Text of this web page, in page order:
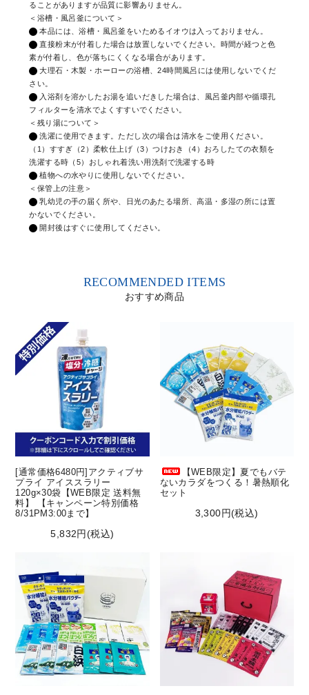
ることがありますが品質に影響ありません。
＜浴槽・風呂釜について＞
本品には、浴槽・風呂釜をいためるイオウは入っておりません。
直接粉末が付着した場合は放置しないでください。時間が経つと色
素が付着し、色が落ちにくくなる場合があります。
大理石・木製・ホーローの浴槽、24時間風呂には使用しないでくだ
さい。
入浴剤を溶かしたお湯を追いだきした場合は、風呂釜内部や循環孔
フィルターを清水でよくすすいでください。
＜残り湯について＞
洗濯に使用できます。ただし次の場合は清水をご使用ください。
（1）すすぎ（2）柔軟仕上げ（3）つけおき（4）おろしたての衣類を
洗濯する時（5）おしゃれ着洗い用洗剤で洗濯する時
植物への水やりに使用しないでください。
＜保管上の注意＞
乳幼児の手の届く所や、日光のあたる場所、高温・多湿の所には置
かないでください。
開封後はすぐに使用してください。
RECOMMENDED ITEMS
おすすめ商品
[通常価格6480円]アクティブサ
プライ アイススラリー
120g×30袋【WEB限定 送料無
料】 【キャンペーン特別価格
8/31PM3:00まで】
5,832円(税込)
【WEB限定】夏でもバテ
ないカラダをつくる！暑熱順化
セット
3,300円(税込)